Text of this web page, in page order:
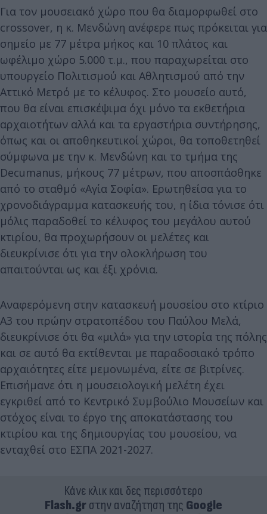
Για τον μουσειακό χώρο που θα διαμορφωθεί στο
crossover, η κ. Μενδώνη ανέφερε πως πρόκειται για
σημείο με 77 μέτρα μήκος και 10 πλάτος και
ωφέλιμο χώρο 5.000 τ.μ., που παραχωρείται στο
υπουργείο Πολιτισμού και Αθλητισμού από την
Αττικό Μετρό με το κέλυφος. Στο μουσείο αυτό,
που θα είναι επισκέψιμα όχι μόνο τα εκθετήρια
αρχαιοτήτων αλλά και τα εργαστήρια συντήρησης,
όπως και οι αποθηκευτικοί χώροι, θα τοποθετηθεί
σύμφωνα με την κ. Μενδώνη και το τμήμα της
Decumanus, μήκους 77 μέτρων, που αποσπάσθηκε
από το σταθμό «Αγία Σοφία». Ερωτηθείσα για το
χρονοδιάγραμμα κατασκευής του, η ίδια τόνισε ότι
μόλις παραδοθεί το κέλυφος του μεγάλου αυτού
κτιρίου, θα προχωρήσουν οι μελέτες και
διευκρίνισε ότι για την ολοκλήρωση του
απαιτούνται ως και έξι χρόνια.
Αναφερόμενη στην κατασκευή μουσείου στο κτίριο
Α3 του πρώην στρατοπέδου του Παύλου Μελά,
διευκρίνισε ότι θα «μιλά» για την ιστορία της πόλης
και σε αυτό θα εκτίθενται με παραδοσιακό τρόπο
αρχαιότητες είτε μεμονωμένα, είτε σε βιτρίνες.
Επισήμανε ότι η μουσειολογική μελέτη έχει
εγκριθεί από το Κεντρικό Συμβούλιο Μουσείων και
στόχος είναι το έργο της αποκατάστασης του
κτιρίου και της δημιουργίας του μουσείου, να
ενταχθεί στο ΕΣΠΑ 2021-2027.
Κάνε κλικ και δες περισσότερο
Flash.grστην αναζήτηση της Google